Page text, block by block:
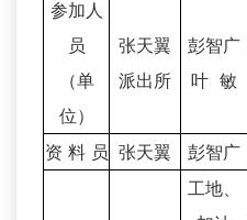
参加人
员
（单
位）
张天翼
派出所
彭智广
叶 敏
资 料 员 张天翼 彭智广
工地、